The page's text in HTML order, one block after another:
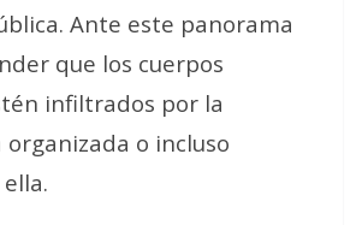
Ante este panorama
que los cuerpos
infiltrados por la
o incluso